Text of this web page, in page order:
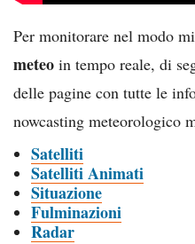
Per monitorare nel modo
meteo in tempo reale, di
delle pagine con tutte le
nowcasting meteorologico
Satelliti
Satelliti Animati
Situazione
Fulminazioni
Radar